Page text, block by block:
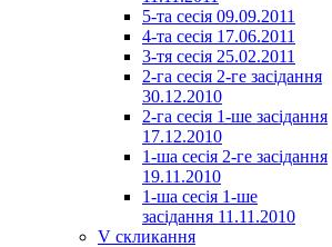
5-та сесія 09.09.2011
4-та сесія 17.06.2011
3-тя сесія 25.02.2011
2-га сесія 2-ге засідання
30.12.2010
2-га сесія 1-ше засідання
17.12.2010
1-ша сесія 2-ге засідання
19.11.2010
1-ша сесія 1-ше
засідання 11.11.2010
V скликання